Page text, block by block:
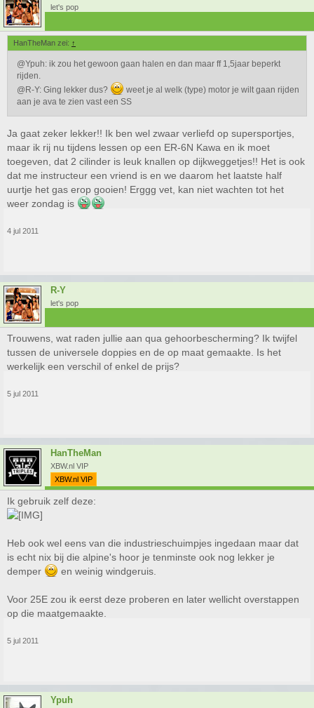
let's pop
HanTheMan zei: ↑
@Ypuh: ik zou het gewoon gaan halen en dan maar ff 1,5jaar beperkt
rijden.
@R-Y: Ging lekker dus?
weet je al welk (type) motor je wilt gaan rijden
aan je ava te zien vast een SS
Ja gaat zeker lekker!! Ik ben wel zwaar verliefd op supersportjes,
maar ik rij nu tijdens lessen op een ER-6N Kawa en ik moet
toegeven, dat 2 cilinder is leuk knallen op dijkweggetjes!! Het is ook
dat me instructeur een vriend is en we daarom het laatste half
uurtje het gas erop gooien! Erggg vet, kan niet wachten tot het
weer zondag is
4 jul 2011
R-Y
let's pop
Trouwens, wat raden jullie aan qua gehoorbescherming? Ik twijfel
tussen de universele doppies en de op maat gemaakte. Is het
werkelijk een verschil of enkel de prijs?
5 jul 2011
HanTheMan
XBW.nl VIP
XBW.nl VIP
Ik gebruik zelf deze:
Heb ook wel eens van die industrieschuimpjes ingedaan maar dat
is echt nix bij die alpine's hoor je tenminste ook nog lekker je
demper
en weinig windgeruis.
Voor 25E zou ik eerst deze proberen en later wellicht overstappen
op die maatgemaakte.
5 jul 2011
Ypuh